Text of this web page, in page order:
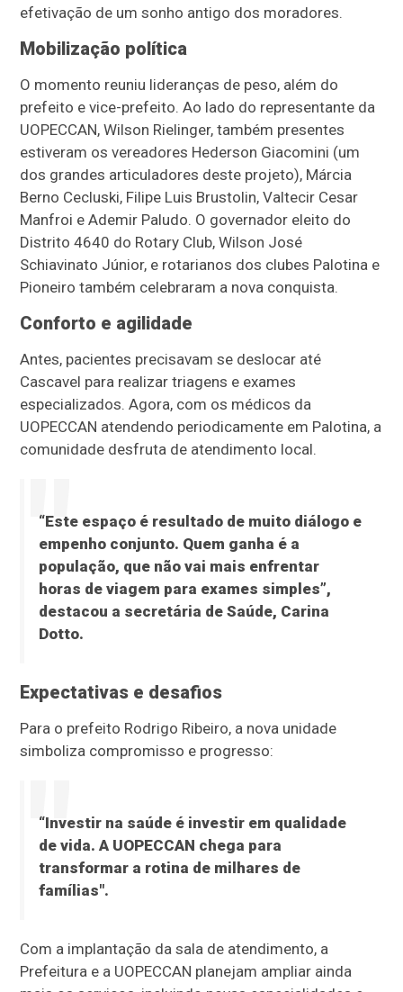
efetivação de um sonho antigo dos moradores.
Mobilização política
O momento reuniu lideranças de peso, além do
prefeito e vice-prefeito. Ao lado do representante da
UOPECCAN, Wilson Rielinger, também presentes
estiveram os vereadores Hederson Giacomini (um
dos grandes articuladores deste projeto), Márcia
Berno Cecluski, Filipe Luis Brustolin, Valtecir Cesar
Manfroi e Ademir Paludo. O governador eleito do
Distrito 4640 do Rotary Club, Wilson José
Schiavinato Júnior, e rotarianos dos clubes Palotina e
Pioneiro também celebraram a nova conquista.
Conforto e agilidade
Antes, pacientes precisavam se deslocar até
Cascavel para realizar triagens e exames
especializados. Agora, com os médicos da
UOPECCAN atendendo periodicamente em Palotina, a
comunidade desfruta de atendimento local.
“Este espaço é resultado de muito diálogo e
empenho conjunto. Quem ganha é a
população, que não vai mais enfrentar
horas de viagem para exames simples”,
destacou a secretária de Saúde, Carina
Dotto.
Expectativas e desafios
Para o prefeito Rodrigo Ribeiro, a nova unidade
simboliza compromisso e progresso:
“Investir na saúde é investir em qualidade
de vida. A UOPECCAN chega para
transformar a rotina de milhares de
famílias".
Com a implantação da sala de atendimento, a
Prefeitura e a UOPECCAN planejam ampliar ainda